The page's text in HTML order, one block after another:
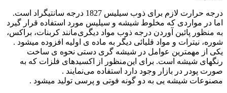
درجه‌ حرارت‌ لازم‌ برای ذوب‌ سیلیس 1827 درجه‌ سانتیگراد است‌.
اما در مواردی‌ که‌ مخلوط ‌شیشه و سیلیس مورد استفاده‌ قرار گیرد
به‌ منظور پائین آوردن‌ درجه‌ ذوب‌ مواد دیگری‌مانند کربنات، براکس‌،
شوره‌، نیترات و مواد قلیائی‌ دیگر به‌ ماده‌ ی اولیه افزوده‌ میشود .‌
یکی از مهمترین‌ عوامل‌ در شیشه گری دستی نحوه ی ساخت‌
رنگهای شیشه است‌. برای این‌‌منظور از اکسیدهای فلزات که‌ به‌
صورت‌ پودر در بازار وجود دارد استفاده‌ می‌نمایند .‌
مصنوعات شیشه یی‌ به‌ دو گونه‌ فوتی‌ و پرسی‌ تولید میشود .‌